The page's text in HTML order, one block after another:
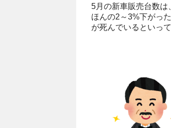
5月の新車販売台数は
ほんの2～3%下がっ
が死んでいるといっ